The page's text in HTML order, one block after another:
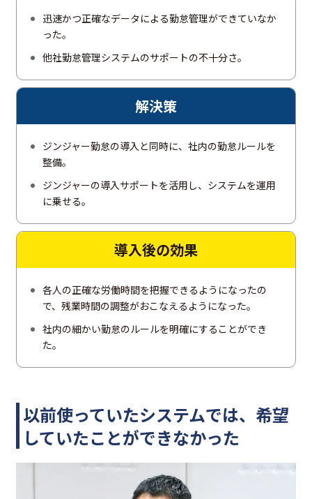
迅速かつ正確なデータによる勤怠管理ができていなか
った。
他社勤怠管理システムのサポートの不十分さ。
解決策
ジンジャー勤怠の導入と同時に、社内の勤怠ルールを
整備。
ジンジャーの導入サポートを活用し、システムを運用
に乗せる。
導入後の効果
各人の正確な労働時間を把握できるようになったの
で、残業時間の調整がおこなえるようになった。
社内の細かい勤怠のルールを明確にすることができ
た。
以前使っていたシステムでは、希望
していたことができなかった